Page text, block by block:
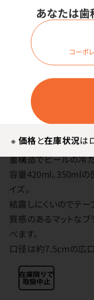
あなたは歯
コーポ
※ 価格と在庫状況は
家で飲む、最高の1杯
究極の魔法瓶構造の
創業から70年以上魔
魔法瓶工業株式会社
ビールのうまさを引
抜群の保冷効果で美
重構造でビールの冷
容量420ml。350ml
イズ。
結露しにくいのでテー
質感のあるマットな
べます。
口径は約7.5cmの広